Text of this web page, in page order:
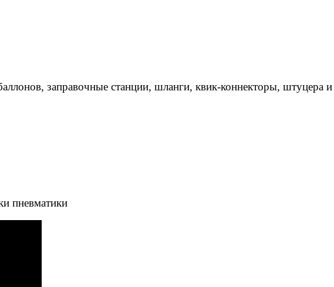
заправочные станции, шланги, квик-коннекторы, штуцера
пневматики